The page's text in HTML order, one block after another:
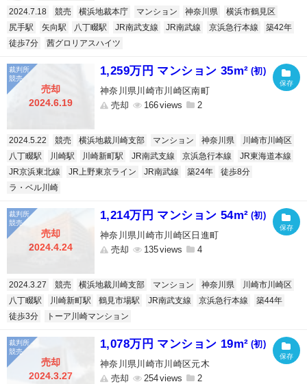
2024.7.18 競売 横浜地裁本庁 マンション 神奈川県
横浜市鶴見区
尻手駅
矢向駅 八丁畷駅 JR南武支線 JR南武線 京浜急行本線
築42年
徒歩7分
茜グロリアスハイツ
売却
2024.6.19
1,259万円 マンション 35m² (初)
神奈川県川崎市川崎区南町
売却
166 2
2024.5.22 競売 横浜地裁川崎支部 マンション 神奈川県
川崎市川崎区
八丁畷駅
川崎駅 川崎新町駅 JR南武支線 京浜急行本線
JR東海道本線
JR京浜東北線
JR上野東京ライン JR南武線 築24年
徒歩8分
ラ・ベル川崎
売却
2024.4.24
1,214万円 マンション 54m² (初)
神奈川県川崎市川崎区日進町
売却
135 4
2024.3.27 競売 横浜地裁川崎支部 マンション 神奈川県
川崎市川崎区
八丁畷駅
川崎新町駅 鶴見市場駅 JR南武支線 京浜急行本線
築44年
徒歩3分
トーア川崎マンション
売却
2024.3.27
1,078万円 マンション 19m² (初)
神奈川県川崎市川崎区元木
売却
254 2